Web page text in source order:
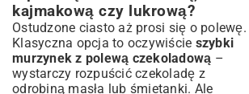
kajmakową czy lukrową?
Ostudzone ciasto aż prosi się o polewę.
Klasyczna opcja to oczywiście szybki
murzynek z polewą czekoladową –
wystarczy rozpuścić czekoladę z
odrobiną masła lub śmietanki. Ale